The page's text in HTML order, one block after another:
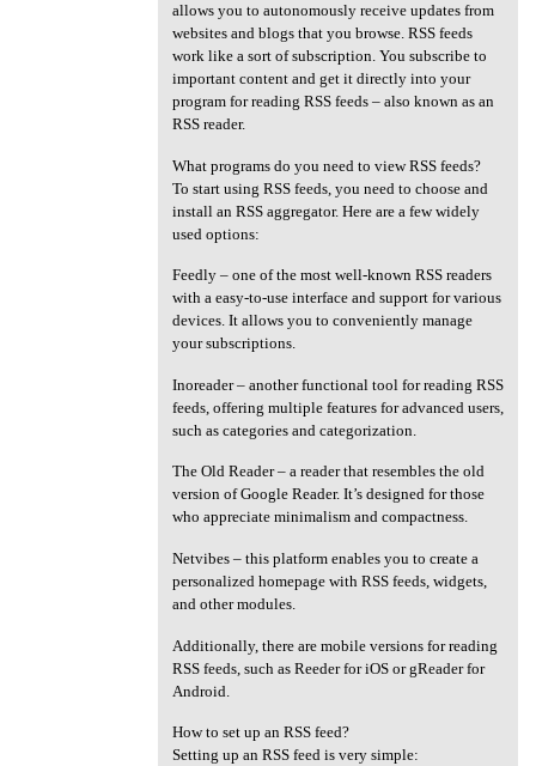
allows you to autonomously receive updates from
websites and blogs that you browse. RSS feeds
work like a sort of subscription. You subscribe to
important content and get it directly into your
program for reading RSS feeds – also known as an
RSS reader.
What programs do you need to view RSS feeds?
To start using RSS feeds, you need to choose and
install an RSS aggregator. Here are a few widely
used options:
Feedly – one of the most well-known RSS readers
with a easy-to-use interface and support for various
devices. It allows you to conveniently manage
your subscriptions.
Inoreader – another functional tool for reading RSS
feeds, offering multiple features for advanced users,
such as categories and categorization.
The Old Reader – a reader that resembles the old
version of Google Reader. It’s designed for those
who appreciate minimalism and compactness.
Netvibes – this platform enables you to create a
personalized homepage with RSS feeds, widgets,
and other modules.
Additionally, there are mobile versions for reading
RSS feeds, such as Reeder for iOS or gReader for
Android.
How to set up an RSS feed?
Setting up an RSS feed is very simple: